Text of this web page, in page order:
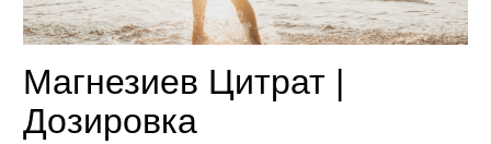
Магнезиев Цитрат |
Дозировка